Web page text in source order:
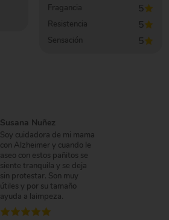
Fragancia 5
Resistencia 5
Sensación 5
Susana Nuñez
Soy cuidadora de mi mama
con Alzheimer y cuando le
aseo con estos pañitos se
siente tranquila y se deja
sin protestar. Son muy
útiles y por su tamaño
ayuda a laimpeza.